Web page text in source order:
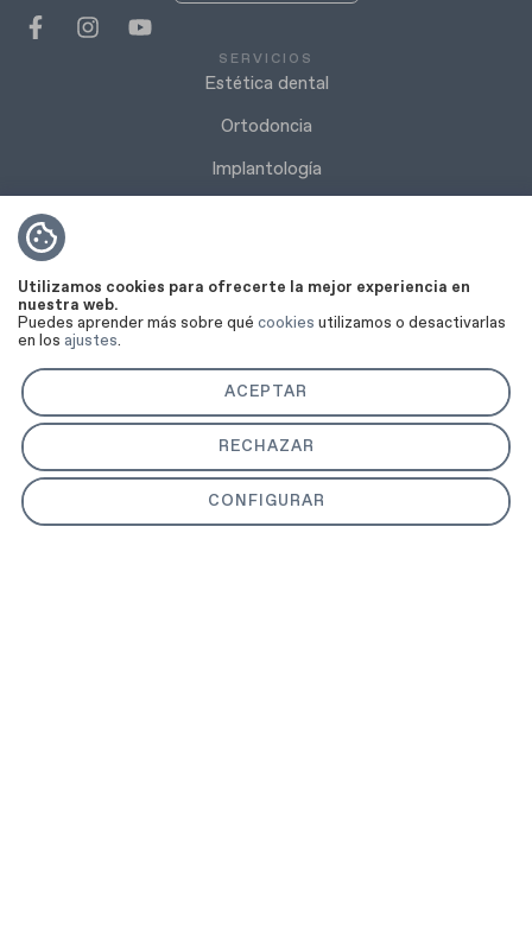
SERVICIOS
Estética dental
Ortodoncia
Implantología
Odontología
Blanqueamiento dental
Carillas dentales
LEGAL
Aviso legal
Utilizamos cookies para ofrecerte la mejor experiencia en
nuestra web.
Puedes aprender más sobre qué cookies utilizamos o desactivarlas
en los ajustes.
ACEPTAR
RECHAZAR
CONFIGURAR